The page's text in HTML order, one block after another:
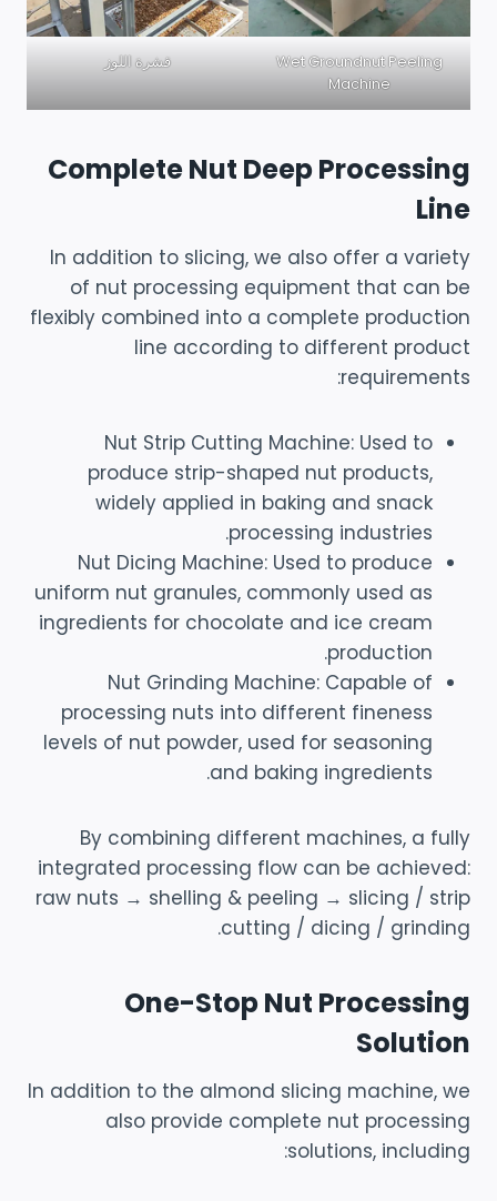
Wet Groundnut Peeling
Machine
قشرة اللوز
Complete Nut Deep Processing
Line
In addition to slicing, we also offer a variety
of nut processing equipment that can be
flexibly combined into a complete production
line according to different product
requirements:
Nut Strip Cutting Machine: Used to
produce strip-shaped nut products,
widely applied in baking and snack
processing industries.
Nut Dicing Machine: Used to produce
uniform nut granules, commonly used as
ingredients for chocolate and ice cream
production.
Nut Grinding Machine: Capable of
processing nuts into different fineness
levels of nut powder, used for seasoning
and baking ingredients.
By combining different machines, a fully
integrated processing flow can be achieved:
raw nuts → shelling & peeling → slicing / strip
cutting / dicing / grinding.
One-Stop Nut Processing
Solution
In addition to the almond slicing machine, we
also provide complete nut processing
solutions, including: